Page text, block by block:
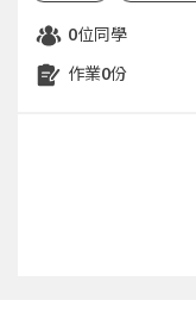
0位同學
作業0份